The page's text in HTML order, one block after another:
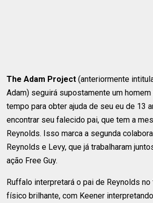
The Adam Project (anteriormente
Adam) seguirá supostamente um
tempo para obter ajuda de seu eu de 13
encontrar seu falecido pai, que tem a
Reynolds. Isso marca a segunda
Reynolds e Levy, que já trabalharam
ação Free Guy.
Ruffalo interpretará o pai de Reynolds
físico brilhante, com Keener